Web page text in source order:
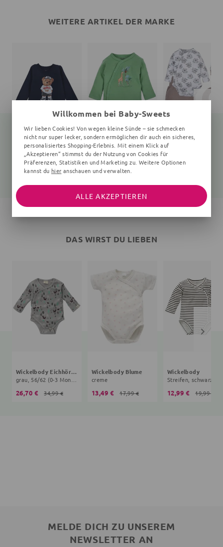
WEITERE ARTIKEL DER MARKE
Langarmshirt Teddybär
navy
25,99 €
Wickelbody Giraffe
0-6 Monate, grün
19,99 €
Set Koala
4 Teile, weiß, braun
DAS WIRST DU LIEBEN
Wickelbody Eichhörnchen
grau, 56/62 (0-3 Monate)
26,70 € 34,99 €
Wickelbody Blume
creme
13,49 € 17,99 €
Wickelbody
12,99 € 19,99 €
MELDE DICH ZU UNSEREM
NEWSLETTER AN
Willkommen bei Baby-Sweets
Wir lieben Cookies! Von wegen kleine Sünde – sie schmecken
nicht nur super lecker, sondern ermöglichen dir auch ein sicheres,
personalisiertes Shopping-Erlebnis. Mit einem Klick auf
„Akzeptieren“ stimmst du der Nutzung von Cookies für
Präferenzen, Statistiken und Marketing zu. Weitere Optionen
kannst du hier anschauen und verwalten.
ALLE AKZEPTIEREN